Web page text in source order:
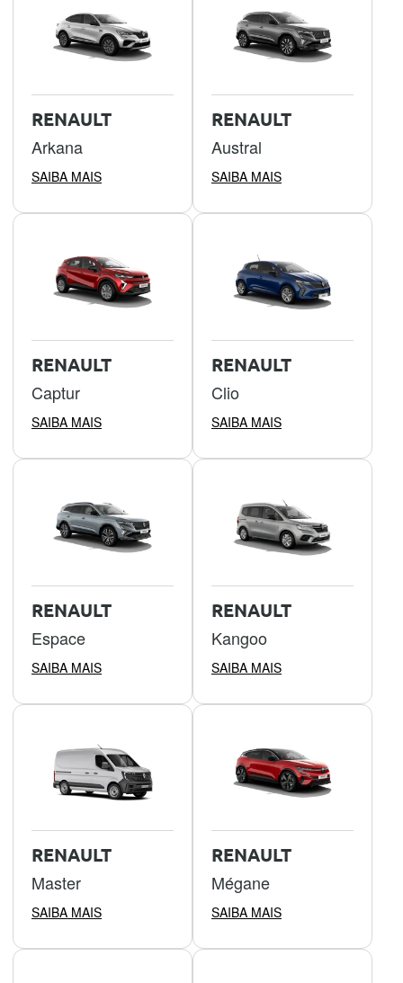
RENAULT
Arkana
SAIBA MAIS
RENAULT
Austral
SAIBA MAIS
RENAULT
Captur
SAIBA MAIS
RENAULT
Clio
SAIBA MAIS
RENAULT
Espace
SAIBA MAIS
RENAULT
Kangoo
SAIBA MAIS
RENAULT
Master
SAIBA MAIS
RENAULT
Mégane
SAIBA MAIS